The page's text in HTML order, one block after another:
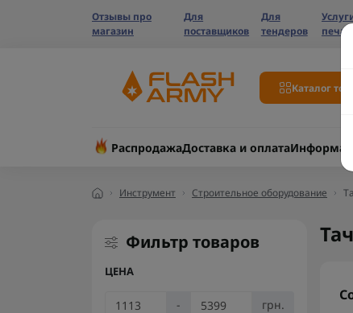
Отзывы про
магазин
Для
поставщиков
Для
тендеров
печати
Каталог
РаспродажаДоставка и оплата
Инструмент Строительное оборудование
Фильтр товаров
ЦЕНА
- грн.